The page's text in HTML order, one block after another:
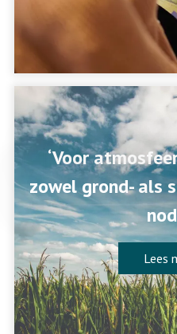
‘Voor
zowel grond- als
Lees